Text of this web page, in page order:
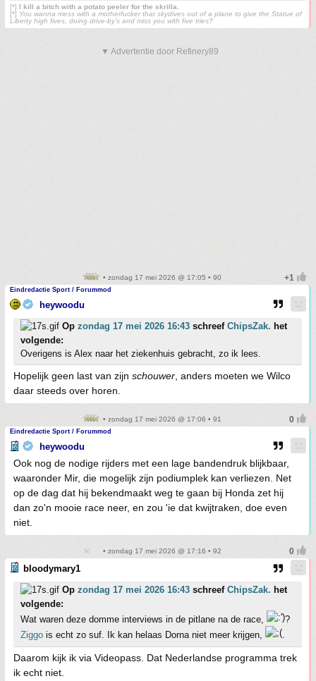
[*] I kill a bitch with a potato peeler for the skrilla.
[*] You wanna mess with a motherfucker that skydives out of a plane to give the Statue of
Liberty high fives, doing drive-by’s and miss you with five tries?
▼ Advertentie door Refinery89
• zondag 17 mei 2026 @ 17:05 • 90
Eindredactie Sport / Forummod
heywoodu
Op zondag 17 mei 2026 16:43 schreef ChipsZak. het
volgende:
Overigens is Alex naar het ziekenhuis gebracht, zo ik lees.
Hopelijk geen last van zijn schouwer , anders moeten we Wilco
daar steeds over horen.
• zondag 17 mei 2026 @ 17:06 • 91
Eindredactie Sport / Forummod
heywoodu
Ook nog de nodige rijders met een lage bandendruk blijkbaar,
waaronder Mir, die mogelijk zijn podiumplek kan verliezen. Net
op de dag dat hij bekendmaakt weg te gaan bij Honda zet hij
dan zo'n mooie race neer, en zou 'ie dat kwijtraken, doe even
niet.
• zondag 17 mei 2026 @ 17:16 • 92
bloodymary1
Op zondag 17 mei 2026 16:43 schreef ChipsZak. het
volgende:
Wat waren deze domme interviews in de pitlane na de race,
?
Ziggo is echt zo suf. Ik kan helaas Dorna niet meer krijgen, .
Daarom kijk ik via Videopass. Dat Nederlandse programma trek
ik echt niet.